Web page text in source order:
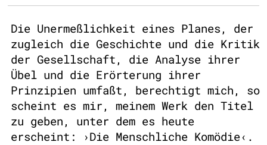
Die Unermeßlichkeit eines Planes, der
zugleich die Geschichte und die Kritik
der Gesellschaft, die Analyse ihrer
Übel und die Erörterung ihrer
Prinzipien umfaßt, berechtigt mich, so
scheint es mir, meinem Werk den Titel
zu geben, unter dem es heute
erscheint: ›Die Menschliche Komödie‹.